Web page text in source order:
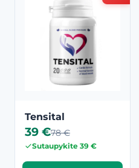
Tensital
39 €78 €
Sutaupykite 39 €